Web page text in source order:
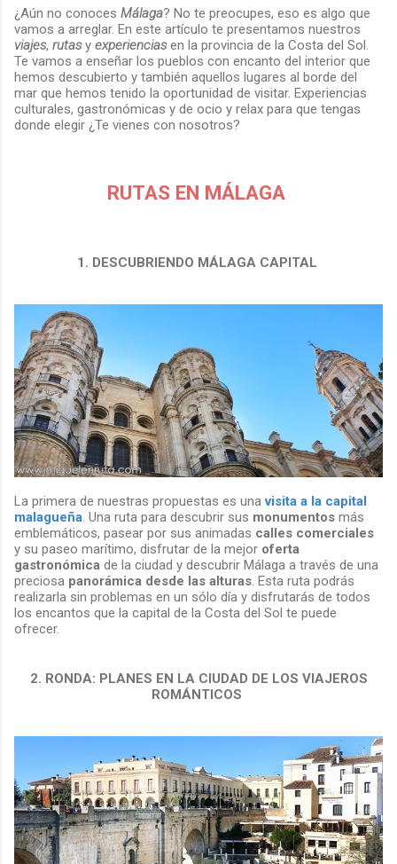
¿Aún no conoces Málaga? No te preocupes, eso es algo que
vamos a arreglar. En este artículo te presentamos nuestros
viajes, rutasy experienciasen la provincia de la Costa del Sol.
Te vamos a enseñar los pueblos con encanto del interior que
hemos descubierto y también aquellos lugares al borde del
mar que hemos tenido la oportunidad de visitar. Experiencias
culturales, gastronómicas y de ocio y relax para que tengas
donde elegir ¿Te vienes con nosotros?
RUTAS EN MÁLAGA
1. DESCUBRIENDO MÁLAGA CAPITAL
La primera de nuestras propuestas es unavisita a la capital
malagueña. Una ruta para descubrir sus monumentos más
emblemáticos, pasear por sus animadas calles comerciales
y su paseo marítimo, disfrutar de la mejor oferta
gastronómica de la ciudad y descubrir Málaga a través de una
preciosa panorámica desde las alturas. Esta ruta podrás
realizarla sin problemas en un sólo día y disfrutarás de todos
los encantos que la capital de la Costa del Sol te puede
ofrecer.
2. RONDA: PLANES EN LA CIUDAD DE LOS VIAJEROS
ROMÁNTICOS